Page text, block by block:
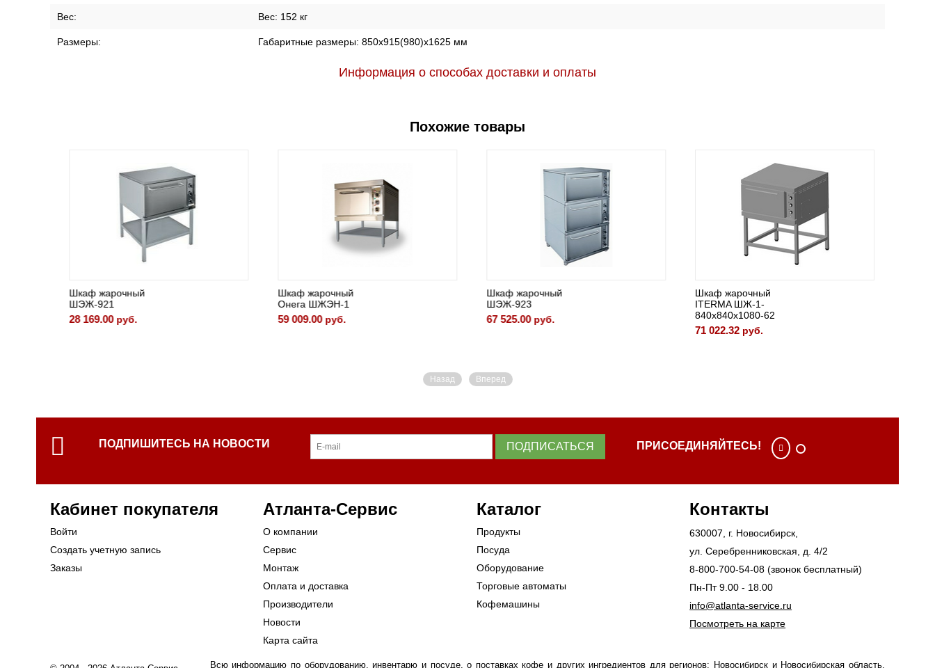
Вес: Вес: 152 кг
Размеры: Габаритные размеры: 850х915(980)х1625 мм
Информация о способах доставки и оплаты
Похожие товары
Шкаф жарочный
ШЭЖ-921
28 169.00 руб.
Шкаф жарочный
Онега ШЖЭН-1
59 009.00 руб.
Шкаф жарочный
ШЭЖ-923
67 525.00 руб.
Шкаф жарочный
ITERMA ШЖ-1-
840х840х1080-62
71 022.32 руб.
Назад Вперед
ПОДПИШИТЕСЬ НА НОВОСТИ ПОДПИСАТЬСЯ ПРИСОЕДИНЯЙТЕСЬ!
Кабинет покупателя
Войти
Создать учетную запись
Заказы
Атланта-Сервис
О компании
Сервис
Монтаж
Оплата и доставка
Производители
Новости
Карта сайта
Каталог
Продукты
Посуда
Оборудование
Торговые автоматы
Кофемашины
Контакты
630007 , г. Новосибирск
ул. Серебренниковская, д. 4/2
8-800-700-54-08 (звонок бесплатный)
Пн-Пт 9.00 - 18.00
info@atlanta-service.ru
Посмотреть на карте
Всю информацию по оборудованию, инвентарю и посуде, о поставках кофе и других ингредиентов для регионов: Новосибирск и Новосибирская область,